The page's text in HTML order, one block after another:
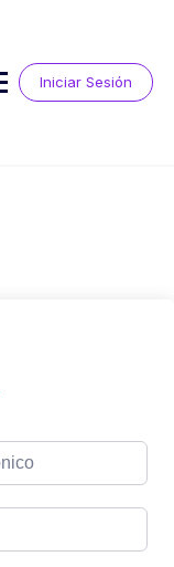
Iniciar Sesión